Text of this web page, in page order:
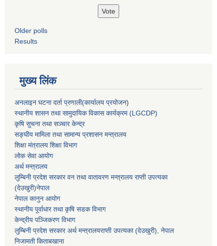
Older polls
Results
मुख्य लिंक
अनलाइन घटना दर्ता प्रणाली(कार्यालय प्रयोजन)
स्थानीय शासन तथा सामुदायिक विकास कार्यक्रम (LGCDP)
कृषि सुचना तथा सञ्चार केन्द्र
सङ्घीय मामिला तथा सामान्य प्रशासन मन्त्रालय
शिक्षा मंत्रालय शिक्षा विभाग
लोक सेवा आयोग
अर्थ मन्त्रालय
लुम्बिनी प्रदेश सरकार वन तथा वातावरण मन्त्रालय राप्ती उपत्यका
(देउखुरी)नेपाल
नेपाल कानुन आयोग
स्थानीय पूर्वाधार तथा कृषि सडक विभाग
केन्द्रीय पञ्जिकरण विभाग
लुम्बिनी प्रदेश सरकार अर्थ मन्त्रालयराप्ती उपत्यका (देउखुरी), नेपाल
निजामती किताबखाना